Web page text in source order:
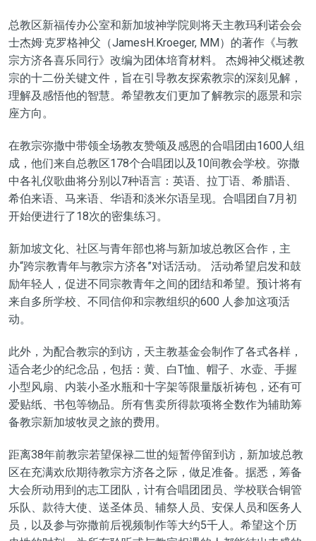
总教区新福传办公室和新加坡神学院则将天主教玛利诺会会
士杰姆·克罗格神父（JamesH.Kroeger, MM）的著作《与教
宗方济各喜乐同行》改编为团体培育材料。 杰姆神父概述教
宗的十二份关键文件，旨在引导教友探索教宗的深刻见解，
理解及感悟他的智慧。希望教友们更加了解教宗的愿景和宗
座方向。
在教宗弥撒中带领全场教友赞颂及感恩的合唱团由1600人组
成，他们来自总教区178个合唱团以及10间教会学校。弥撒
中各礼仪歌曲将分别以7种语言：英语、拉丁语、希腊语、
希伯来语、马来语、华语和淡米尔语呈现。合唱团自7月初
开始便进行了18次的密集练习。
新加坡文化、社区与青年部也将与新加坡总教区合作，主
办“跨宗教青年与教宗方济各”对话活动。 活动希望启发和鼓
励年轻人，促进不同宗教青年之间的团结和希望。预计将有
来自多所学校、不同信仰和宗教组织的600 人参加这项活
动。
此外，为配合教宗的到访，天主教基金会制作了各式各样，
适合老少的纪念品，包括：黄、白T恤、帽子、水壶、手握
小型风扇、内装小圣水瓶和十字架等限量版祈祷包，还有可
爱贴纸、书包等物品。所有售卖所得款项将全数作为辅助筹
备教宗新加坡牧灵之旅的费用。
距离38年前教宗若望保禄二世的短暂停留到访，新加坡总教
区在充满欢欣期待教宗方济各之际，做足准备。据悉，筹备
大会所动用到的志工团队，计有合唱团团员、学校联合铜管
乐队、款待大使、送圣体员、辅祭人员、安保人员和医务人
员，以及参与弥撒前后视频制作等大约5千人。希望这个历